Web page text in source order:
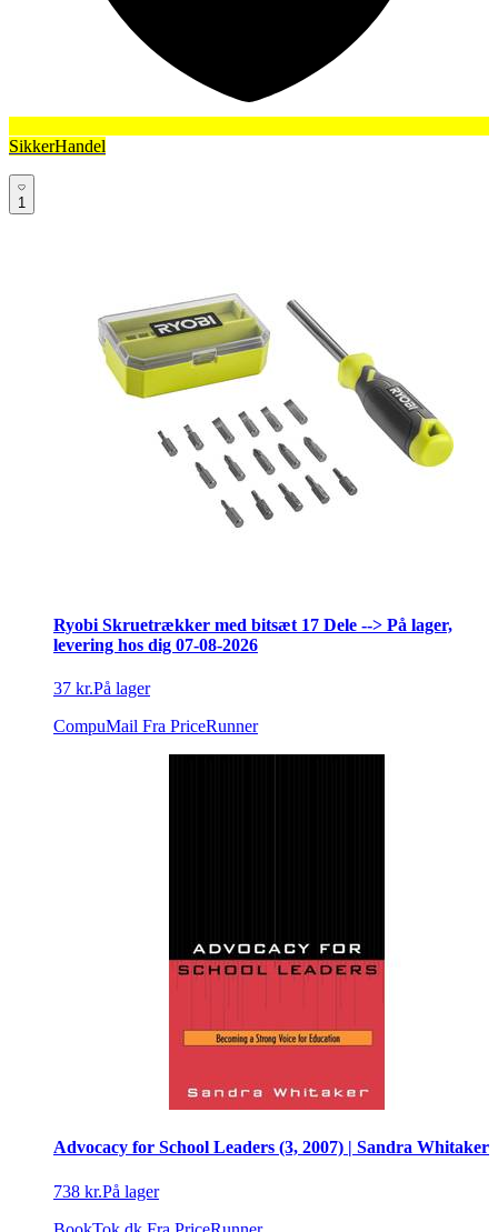
SikkerHandel
1
Ryobi Skruetrækker med bitsæt 17 Dele --> På lager,
levering hos dig 07-08-2026
37 kr.På lager
CompuMail Fra PriceRunner
Advocacy for School Leaders (3, 2007) | Sandra Whitaker
738 kr.På lager